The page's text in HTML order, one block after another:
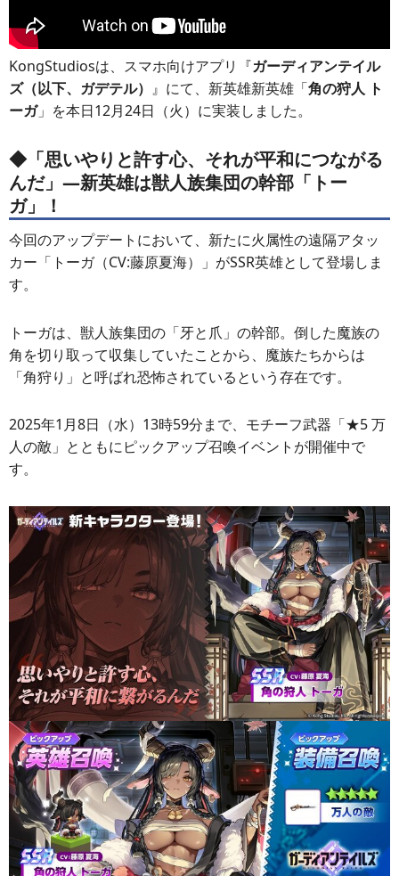
KongStudiosは、スマホ向けアプリ『ガーディアンテイル
ズ（以下、ガデテル） 』にて、新英雄新英雄「角の狩人 ト
ーガ」を本日12月24日（火）に実装しました。
◆「思いやりと許す心、それが平和につながる
んだ」―新英雄は獣人族集団の幹部「トー
ガ」！
今回のアップデートにおいて、新たに火属性の遠隔アタッ
カー「トーガ（CV:藤原夏海）」がSSR英雄として登場しま
す。
トーガは、獣人族集団の「牙と爪」の幹部。倒した魔族の
角を切り取って収集していたことから、魔族たちからは
「角狩り」と呼ばれ恐怖されているという存在です。
2025年1月8日（水）13時59分まで、モチーフ武器「★5 万
人の敵」とともにピックアップ召喚イベントが開催中で
す。